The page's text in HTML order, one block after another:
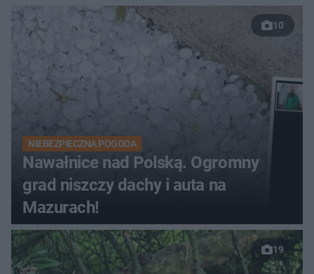
10
NIEBEZPIECZNA POGODA
Nawałnice nad Polską. Ogromny
grad niszczy dachy i auta na
Mazurach!
19